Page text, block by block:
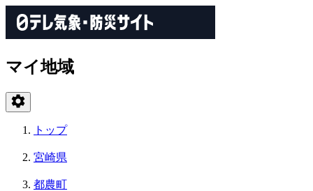
マイ地域
トップ
宮崎県
都農町